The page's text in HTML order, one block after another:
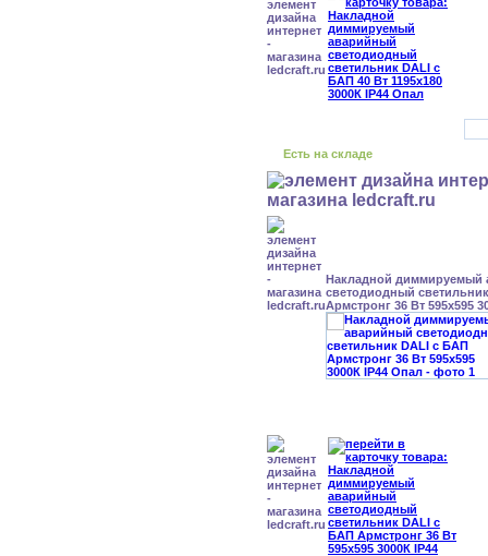
Есть на складе
Накладной диммируемый
светодиодный
Армстронг 36 Вт 595x595